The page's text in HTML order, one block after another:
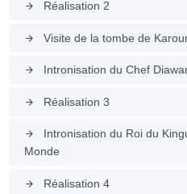
arrow_forward Réalisation 2
arrow_forward Visite de la tombe de
arrow_forward Intronisation du Chef
arrow_forward Réalisation 3
arrow_forward
Intronisation du Roi du
Monde
arrow_forward Réalisation 4